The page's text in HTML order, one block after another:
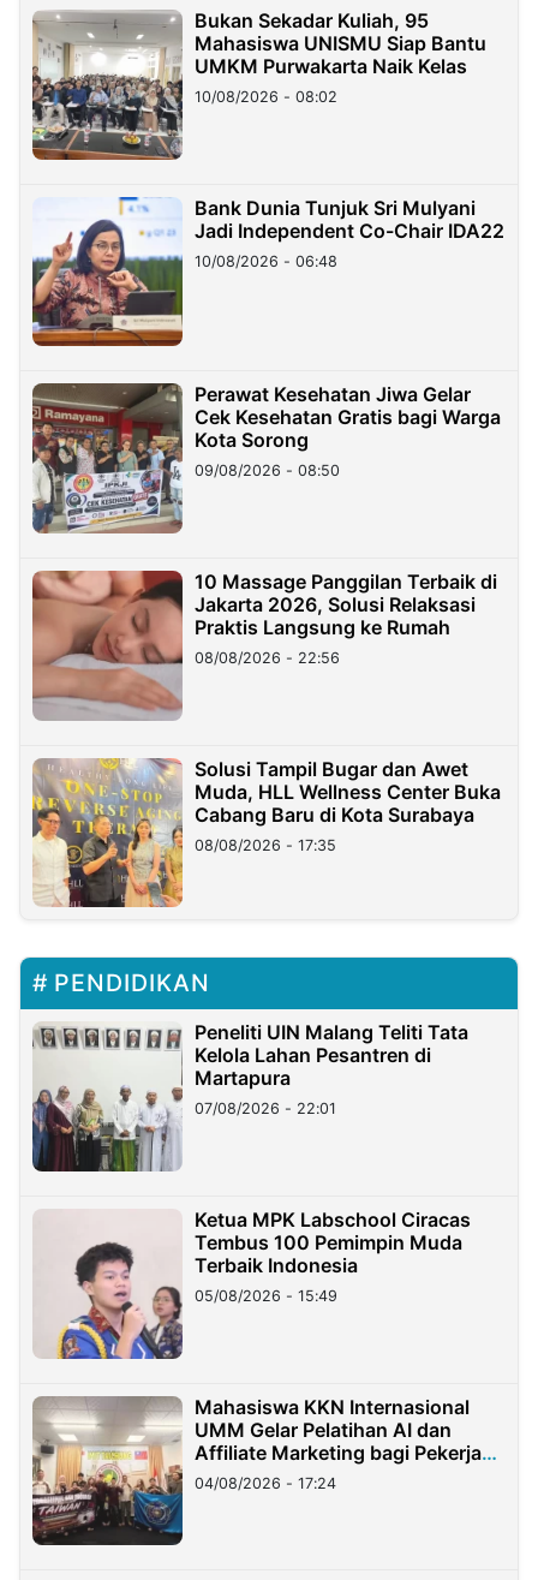
Bukan Sekadar Kuliah, 95
Mahasiswa UNISMU Siap Bantu
UMKM Purwakarta Naik Kelas
10/08/2026 - 08:02
Bank Dunia Tunjuk Sri Mulyani
Jadi Independent Co-Chair IDA22
10/08/2026 - 06:48
Perawat Kesehatan Jiwa Gelar
Cek Kesehatan Gratis bagi Warga
Kota Sorong
09/08/2026 - 08:50
10 Massage Panggilan Terbaik di
Jakarta 2026, Solusi Relaksasi
Praktis Langsung ke Rumah
08/08/2026 - 22:56
Solusi Tampil Bugar dan Awet
Muda, HLL Wellness Center Buka
Cabang Baru di Kota Surabaya
08/08/2026 - 17:35
PENDIDIKAN
Peneliti UIN Malang Teliti Tata
Kelola Lahan Pesantren di
Martapura
07/08/2026 - 22:01
Ketua MPK Labschool Ciracas
Tembus 100 Pemimpin Muda
Terbaik Indonesia
05/08/2026 - 15:49
Mahasiswa KKN Internasional
UMM Gelar Pelatihan AI dan
Affiliate Marketing bagi Pekerja
Migran Indonesia di Taiwan
04/08/2026 - 17:24